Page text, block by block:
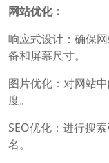
网站优化：
响应式设计：确保
备和屏幕尺寸。
图片优化：对网站
度。
SEO优化：进行搜
名。